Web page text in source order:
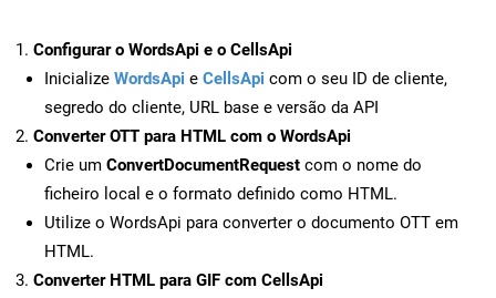
Configurar o WordsApi e o CellsApi
Inicialize WordsApi e CellsApi com o seu ID de cliente,
segredo do cliente, URL base e versão da API
Converter OTT para HTML com o WordsApi
Crie um ConvertDocumentRequest com o nome do
ficheiro local e o formato definido como HTML.
Utilize o WordsApi para converter o documento OTT em
HTML.
Converter HTML para GIF com CellsApi